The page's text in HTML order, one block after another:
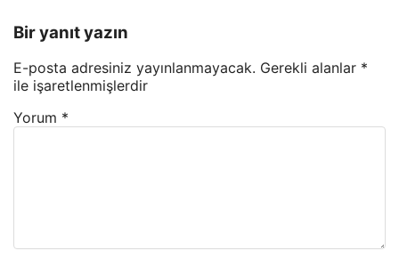
Bir yanıt yazın
E-posta adresiniz yayınlanmayacak. Gerekli alanlar *
ile işaretlenmişlerdir
Yorum *